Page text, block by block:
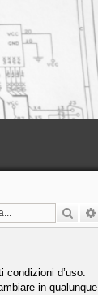
Cerca
condizioni d’uso.
in qualunque